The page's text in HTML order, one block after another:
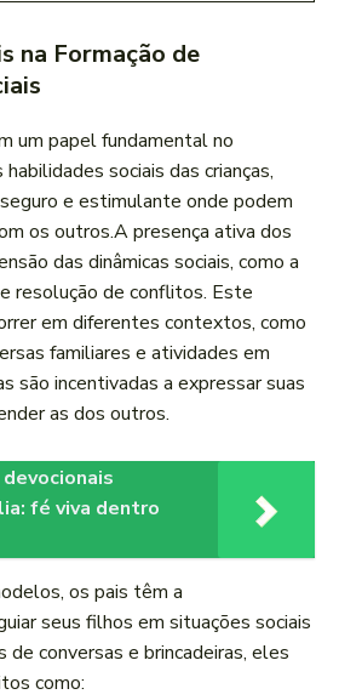
na Formação⁤ de
um papel fundamental no
​sociais das crianças,
e estimulante onde ‌podem
os⁢ outros.A presença ativa dos
das dinâmicas sociais,‍ como a⁢
resolução de conflitos. Este
em diferentes​ contextos, ‌como
familiares e atividades‍ em
são ⁤incentivadas a expressar suas
as dos⁣ outros.
fé viva dentro
​os pais têm a
seus‍ filhos em situações‍ sociais
conversas e⁣ brincadeiras, eles
como: